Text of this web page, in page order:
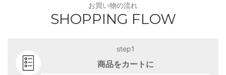
お買い物の流れ
SHOPPING FLOW
step1
商品をカートに